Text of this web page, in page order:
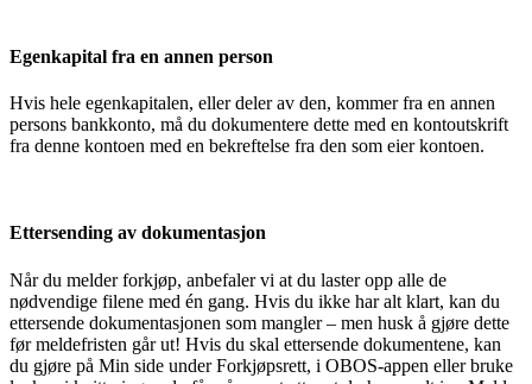
Egenkapital fra en annen person
Hvis hele egenkapitalen, eller deler av den, kommer fra en annen
persons bankkonto, må du dokumentere dette med en kontoutskrift
fra denne kontoen med en bekreftelse fra den som eier kontoen.
Ettersending av dokumentasjon
Når du melder forkjøp, anbefaler vi at du laster opp alle de
nødvendige filene med én gang. Hvis du ikke har alt klart, kan du
ettersende dokumentasjonen som mangler – men husk å gjøre dette
før meldefristen går ut! Hvis du skal ettersende dokumentene, kan
du gjøre på Min side under Forkjøpsrett, i OBOS-appen eller bruke